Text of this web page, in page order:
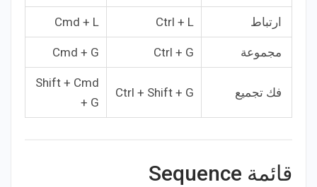
ارتباط Ctrl + L
Cmd + L
مجموعة Ctrl + G
Cmd + G
فك تجميع Ctrl + Shift + G
Shift + Cmd
+ G
قائمة Sequence